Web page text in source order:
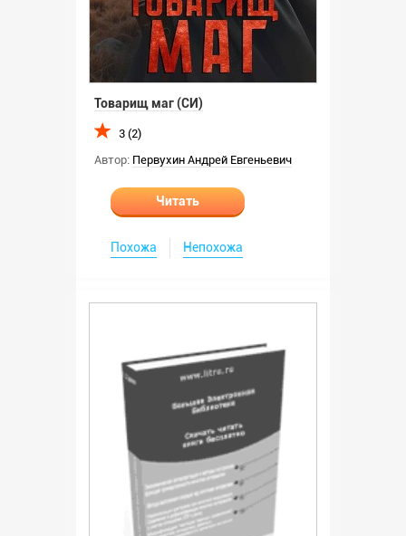
Товарищ маг (СИ)
3 (2)
Автор: Первухин Андрей Евгеньевич
Читать
Похожа Непохожа